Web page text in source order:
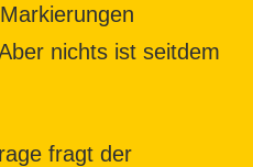
nichts ist seitdem
fragt der